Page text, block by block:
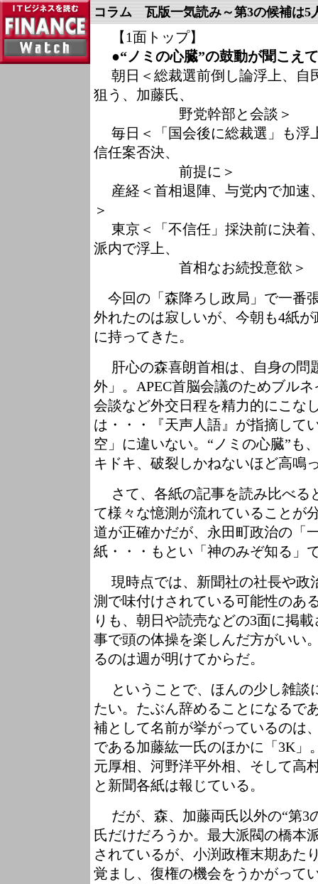
コラム 瓦版一気読み～第3の候補は5
【1面トップ】
●“ノミの心臓”の鼓動が聞こえ
朝日＜総裁選前倒し論浮上、自
狙う、加藤氏、
野党幹部と会談＞
毎日＜「国会後に総裁選」も浮
信任案否決、
前提に＞
産経＜首相退陣、与党内で加速
＞
東京＜「不信任」採決前に決着
派内で浮上、
首相なお続投意欲＞
今回の「森降ろし政局」で一番
外れたのは寂しいが、今朝も4紙
に持ってきた。
肝心の森喜朗首相は、自身の問
外」。APEC首脳会議のためブル
会談など外交日程を精力的にこな
は・・・『天声人語』が指摘して
空」に違いない。“ノミの心臓”も
キドキ、破裂しかねないほど高鳴
さて、各紙の記事を読み比べる
て様々な憶測が流れていることが
道が正確かだが、永田町政治の「
紙・・・もとい「神のみぞ知る」
現時点では、新聞社の社長や政
測で味付けされている可能性のあ
りも、朝日や読売などの3面に掲
事で頭の体操を楽しんだ方がいい
るのは週が明けてからだ。
ということで、ほんの少し雑談
たい。たぶん辞めることになるで
補として名前が挙がっているのは
である加藤紘一氏のほかに「3K」
元厚相、河野洋平外相、そして高
と新聞各紙は報じている。
だが、森、加藤両氏以外の“第3
氏だけだろうか。最大派閥の橋本
されているが、小渕政権末期あた
覚まし、復権の機会をうかがって